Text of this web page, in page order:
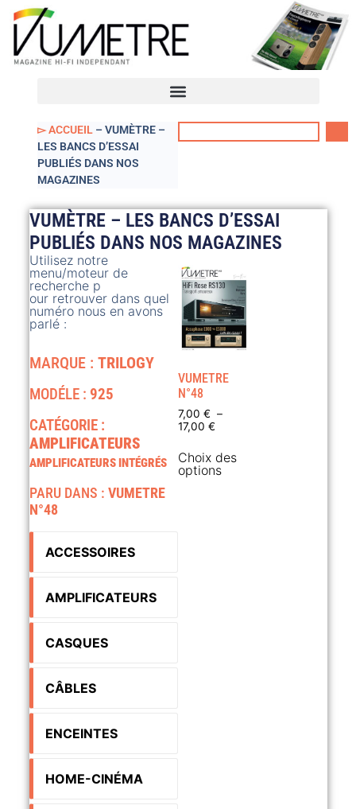
▻ ACCUEIL – VUMÈTRE –
LES BANCS D’ESSAI
PUBLIÉS DANS NOS
MAGAZINES
VUMÈTRE – LES BANCS D’ESSAI
PUBLIÉS DANS NOS MAGAZINES
Utilisez notre
menu/moteur de
recherche p
our retrouver dans quel
numéro nous en avons
parlé :
MARQUE : TRILOGY
MODÉLE : 925
CATÉGORIE :
AMPLIFICATEURS
AMPLIFICATEURS INTÉGRÉS
PARU DANS : VUMETRE
N°48
ACCESSOIRES
AMPLIFICATEURS
CASQUES
CÂBLES
ENCEINTES
HOME-CINÉMA
VUMETRE
N°48
7,00 € –
17,00 €
Choix des
options